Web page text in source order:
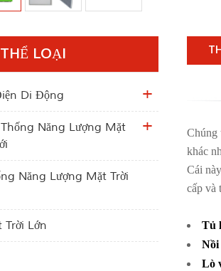
Chúng
khác
Cái
cấp và
Tủ
Nồi
Lò
THỂ LOẠI
Di Động
Năng Lượng Mặt
Năng Lượng Mặt Trời
Trời Lớn